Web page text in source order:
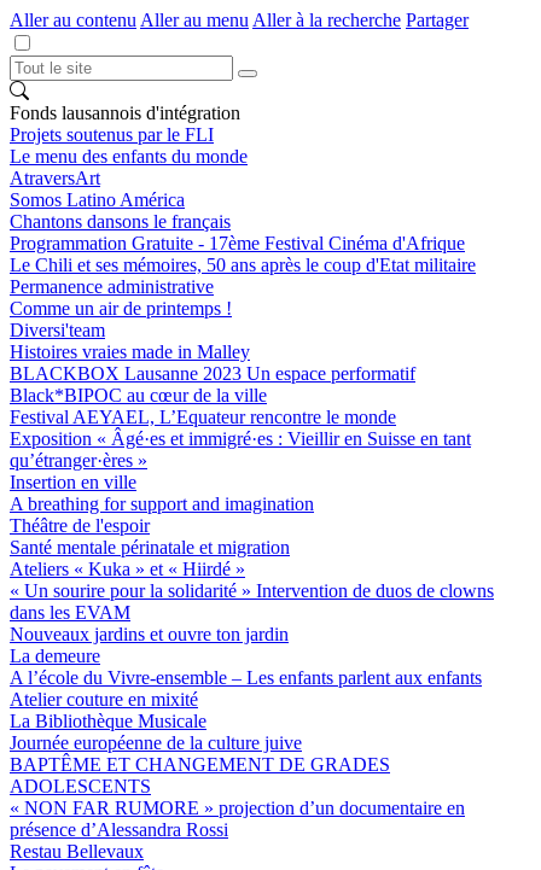
Aller au contenu Aller au menu Aller à la recherche Partager
Fonds lausannois d'intégration
Projets soutenus par le FLI
Le menu des enfants du monde
AtraversArt
Somos Latino América
Chantons dansons le français
Programmation Gratuite - 17ème Festival Cinéma d'Afrique
Le Chili et ses mémoires, 50 ans après le coup d'Etat militaire
Permanence administrative
Comme un air de printemps !
Diversi'team
Histoires vraies made in Malley
BLACKBOX Lausanne 2023 Un espace performatif
Black*BIPOC au cœur de la ville
Festival AEYAEL, L’Equateur rencontre le monde
Exposition « Âgé·es et immigré·es : Vieillir en Suisse en tant
qu’étranger·ères »
Insertion en ville
A breathing for support and imagination
Théâtre de l'espoir
Santé mentale périnatale et migration
Ateliers « Kuka » et « Hiirdé »
« Un sourire pour la solidarité » Intervention de duos de clowns
dans les EVAM
Nouveaux jardins et ouvre ton jardin
La demeure
A l’école du Vivre-ensemble – Les enfants parlent aux enfants
Atelier couture en mixité
La Bibliothèque Musicale
Journée européenne de la culture juive
BAPTÊME ET CHANGEMENT DE GRADES
ADOLESCENTS
« NON FAR RUMORE » projection d’un documentaire en
présence d’Alessandra Rossi
Restau Bellevaux